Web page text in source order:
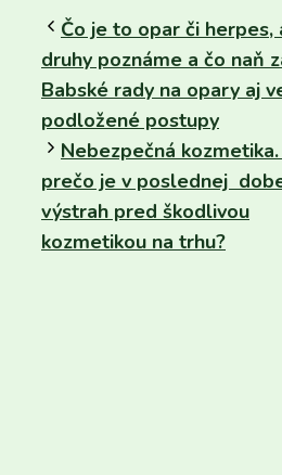
Čo je to opar či herpes,
druhy poznáme a čo naň
Babské rady na opary aj
podložené postupy
Nebezpečná
prečo je v poslednej
výstrah pred škodlivou
kozmetikou na trhu?